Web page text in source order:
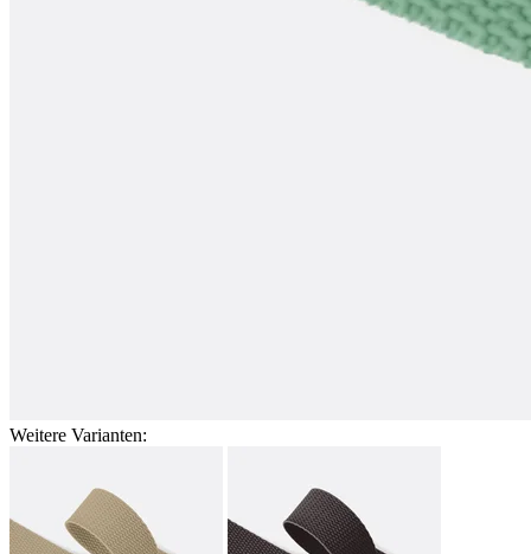
Weitere Varianten: